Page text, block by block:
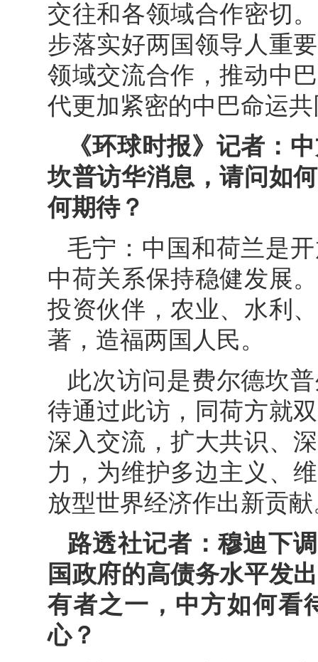
交往和各领域合作密切
步落实好两国领导人重
领域交流合作，推动中
代更加紧密的中巴命运
《环球时报》记者：
坎普访华消息，请问如
何期待？
毛宁：中国和荷兰是
中荷关系保持稳健发展
投资伙伴，农业、水利
著，造福两国人民。
此次访问是费尔德坎
待通过此访，同荷方就
深入交流，扩大共识、
力，为维护多边主义、
放型世界经济作出新贡
路透社记者：穆迪下
国政府的高债务水平发
有者之一，中方如何看
心？